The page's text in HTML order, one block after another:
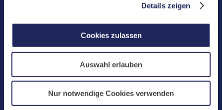
Details zeigen
Cookies zulassen
Auswahl erlauben
Nur notwendige Cookies verwenden
Fax: +49 (0) 2652 59-359
www.maria-laach.de
Tel: +49 (0) 2652 59-313
Fax: +49 (0) 2652 59-282